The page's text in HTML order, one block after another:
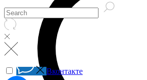
Вконтакте